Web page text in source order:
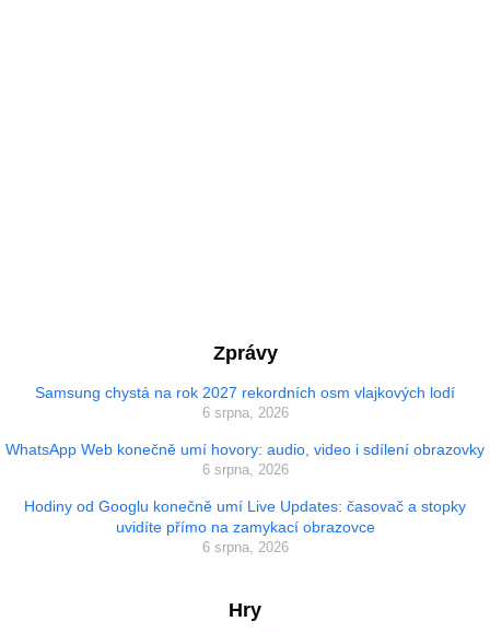
Zprávy
Samsung chystá na rok 2027 rekordních osm vlajkových lodí
6 srpna, 2026
WhatsApp Web konečně umí hovory: audio, video i sdílení obrazovky
6 srpna, 2026
Hodiny od Googlu konečně umí Live Updates: časovač a stopky
uvidíte přímo na zamykací obrazovce
6 srpna, 2026
Hry